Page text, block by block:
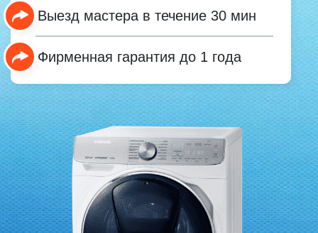
Выезд мастера в течение 30 мин
Фирменная гарантия до 1 года